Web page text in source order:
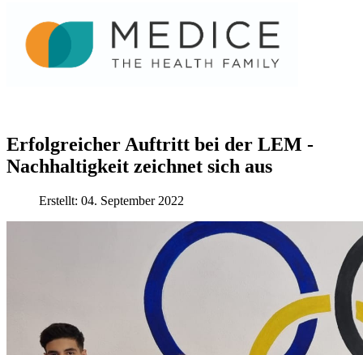
Erfolgreicher Auftritt bei der LEM -
Nachhaltigkeit zeichnet sich aus
Erstellt: 04. September 2022